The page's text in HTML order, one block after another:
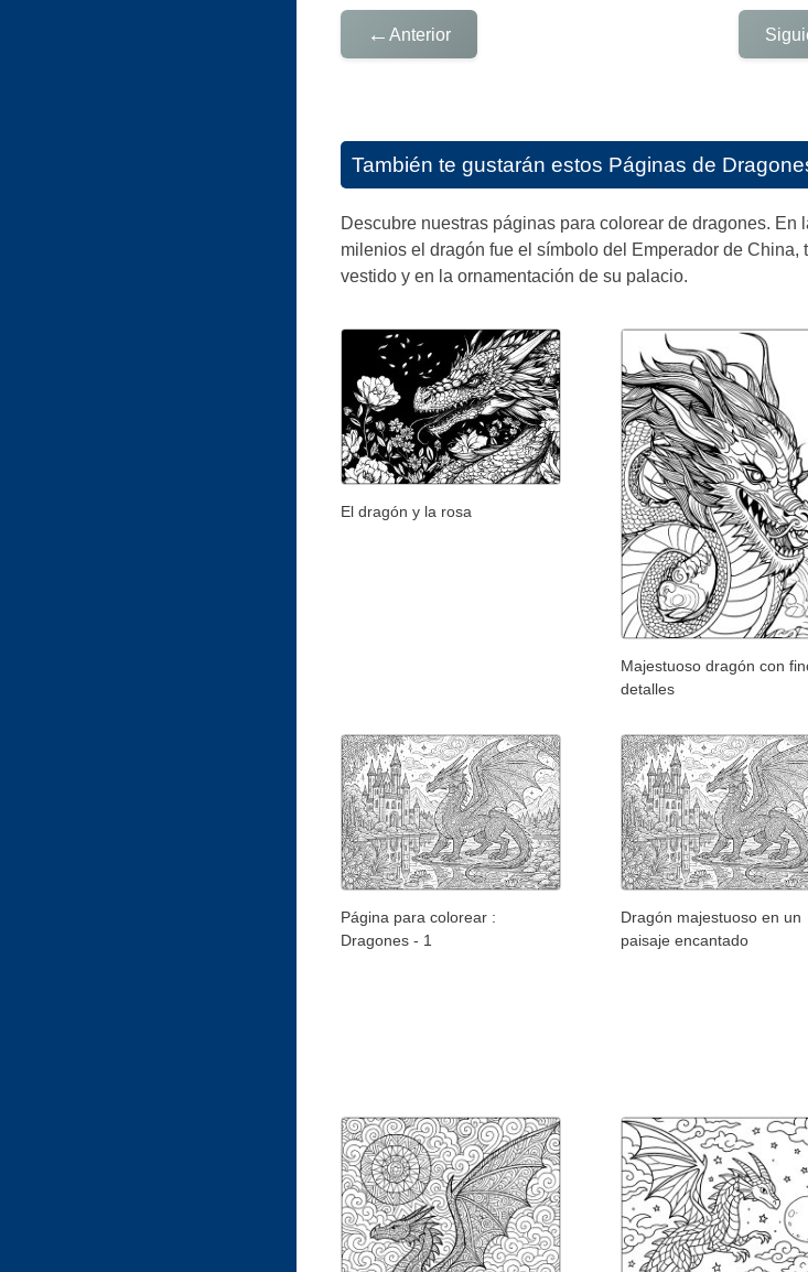
← Anterior
También te gustarán estos Páginas de
Descubre nuestras páginas para colorear de dragones.
milenios el dragón fue el símbolo del Emperador de
vestido y en la ornamentación de su palacio.
El dragón y la rosa
Majestuoso dragón con
detalles
Página para colorear :
Dragones - 1
Dragón majestuoso en un
paisaje encantado